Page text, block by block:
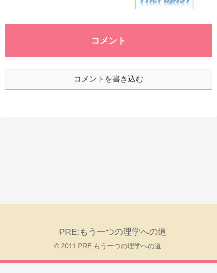
コメント
コメントを書き込む
PRE:もう一つの理学への道
© 2011 PRE:もう一つの理学への道.